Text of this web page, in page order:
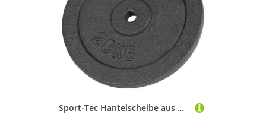
Sport-Tec Hantelscheibe aus Gußeisen 0,5kg bis 20kg, Bohrung Ø 3cm, Stück